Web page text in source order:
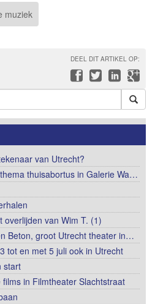
muziek
DEEL DIT ARTIKEL OP:
van Utrecht?
thuisabortus in Galerie Wa…
overlijden van Wim T. (1)
Beton, groot Utrecht theater in…
tot en met 5 juli ook in Utrecht
start
in Filmtheater Slachtstraat